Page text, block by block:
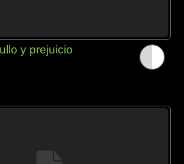
y prejuicio